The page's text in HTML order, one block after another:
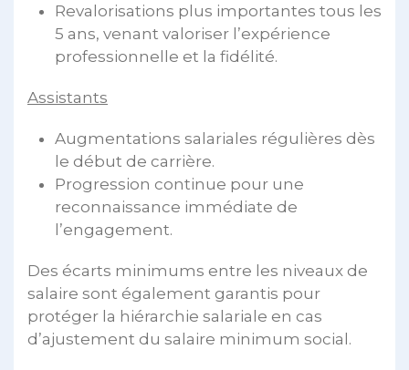
Revalorisations plus importantes tous les
5 ans, venant valoriser l’expérience
professionnelle et la fidélité.
Assistants
Augmentations salariales régulières dès
le début de carrière.
Progression continue pour une
reconnaissance immédiate de
l’engagement.
Des écarts minimums entre les niveaux de
salaire sont également garantis pour
protéger la hiérarchie salariale en cas
d’ajustement du salaire minimum social.